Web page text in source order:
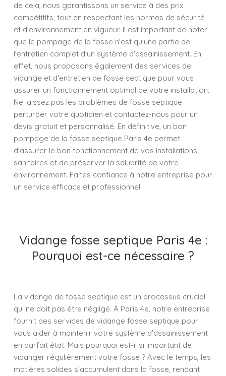
de cela, nous garantissons un service à des prix
compétitifs, tout en respectant les normes de sécurité
et d'environnement en vigueur. Il est important de noter
que le pompage de la fosse n'est qu'une partie de
l'entretien complet d'un système d'assainissement. En
effet, nous proposons également des services de
vidange et d'entretien de fosse septique pour vous
assurer un fonctionnement optimal de votre installation.
Ne laissez pas les problèmes de fosse septique
perturber votre quotidien et contactez-nous pour un
devis gratuit et personnalisé. En définitive, un bon
pompage de la fosse septique Paris 4e permet
d'assurer le bon fonctionnement de vos installations
sanitaires et de préserver la salubrité de votre
environnement. Faites confiance à notre entreprise pour
un service efficace et professionnel.
Vidange fosse septique Paris 4e :
Pourquoi est-ce nécessaire ?
La vidange de fosse septique est un processus crucial
qui ne doit pas être négligé. À Paris 4e, notre entreprise
fournit des services de vidange fosse septique pour
vous aider à maintenir votre système d'assainissement
en parfait état. Mais pourquoi est-il si important de
vidanger régulièrement votre fosse ? Avec le temps, les
matières solides s'accumulent dans la fosse, rendant